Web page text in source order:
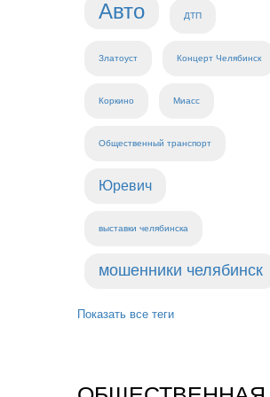
Авто ДТП
Златоуст Концерт Челябинск
Коркино Миасс
Общественный транспорт
Юревич
выставки челябинска
мошенники челябинск
Показать все теги